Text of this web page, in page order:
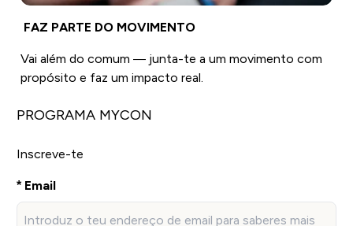
FAZ PARTE DO MOVIMENTO
Vai além do comum — junta-te a um movimento com
propósito e faz um impacto real.
PROGRAMA MYCON
Inscreve-te
Email